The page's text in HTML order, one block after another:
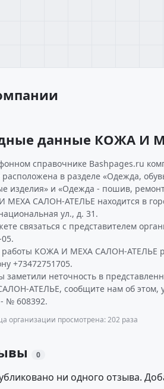
данные КОЖА И
справочнике Bashpages.ru
расположена в разделе «Одежда,
изделия» и «Одежда - пошив,
МЕХА САЛОН-АТЕЛЬЕ находится в
ул., д. 31.
связаться с представителем
КОЖА И МЕХА САЛОН-АТЕЛЬЕ
+73472751705.
заметили неточность в
АТЕЛЬЕ, сообщите нам об этом,
№ 608392.
организации просмотрена: 202 раза
0
ни одного отзыва.